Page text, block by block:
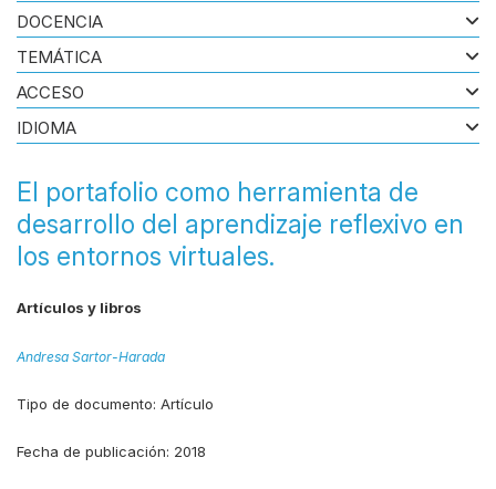
El portafolio como herramienta de
desarrollo del aprendizaje reflexivo en
los entornos virtuales.
Artículos y libros
Andresa Sartor-Harada
Tipo de documento: Artículo
Fecha de publicación: 2018
DOCENCIA
TEMÁTICA
ACCESO
IDIOMA